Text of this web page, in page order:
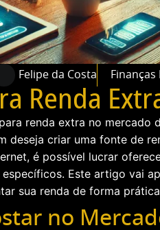
Felipe da Costa Finanças
Renda
renda extra no mercado
deseja criar uma fonte de
é possível lucrar
Este artigo vai
sua renda de forma
no